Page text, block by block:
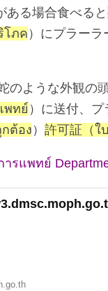
ある場合食べると
โภค）にプラーラ
のような外観の
พทย์ ）に送付、
กต้อง ） 許可証（
รแพทย์